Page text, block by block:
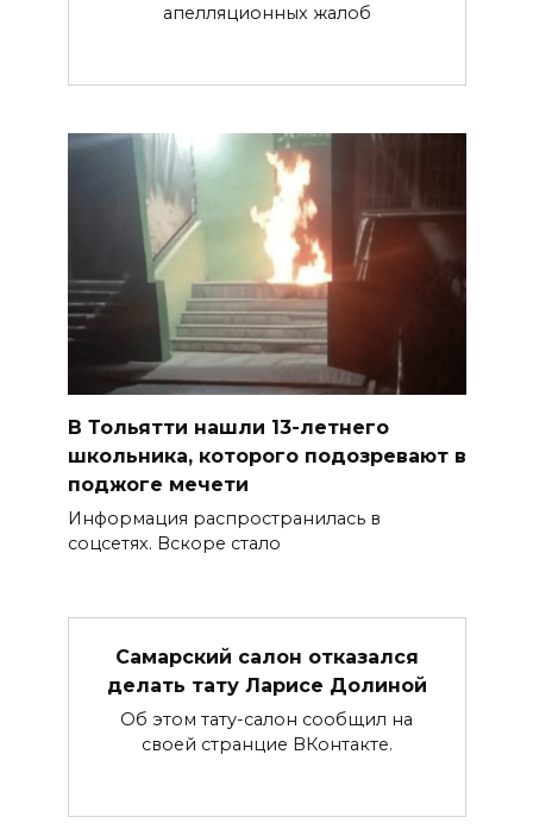
апелляционных жалоб
В Тольятти нашли 13-летнего
школьника, которого подозревают в
поджоге мечети
Информация распространилась в
соцсетях. Вскоре стало
Самарский салон отказался
делать тату Ларисе Долиной
Об этом тату-салон сообщил на
своей странцие ВКонтакте.